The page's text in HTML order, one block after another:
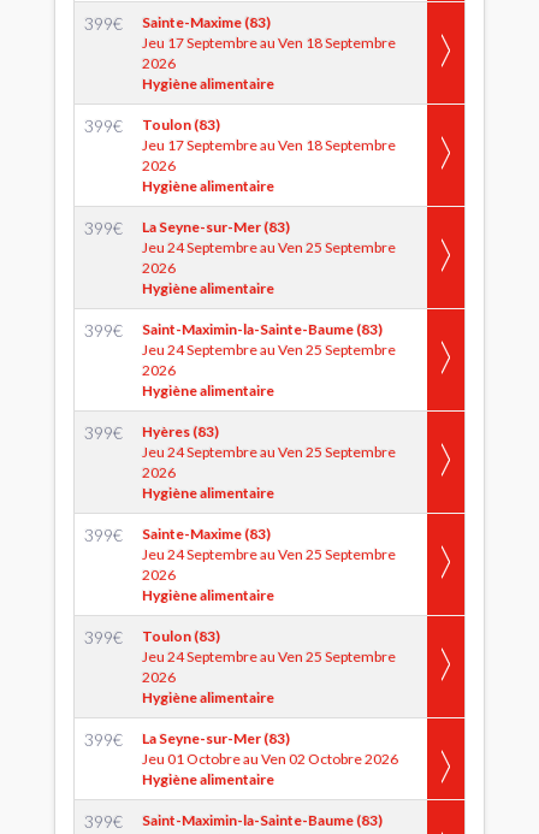
399€
Sainte-Maxime (83)
Jeu 17 Septembre au Ven 18 Septembre
2026
Hygiène alimentaire
399€
Toulon (83)
Jeu 17 Septembre au Ven 18 Septembre
2026
Hygiène alimentaire
399€
La Seyne-sur-Mer (83)
Jeu 24 Septembre au Ven 25 Septembre
2026
Hygiène alimentaire
399€
Saint-Maximin-la-Sainte-Baume (83)
Jeu 24 Septembre au Ven 25 Septembre
2026
Hygiène alimentaire
399€
Hyères (83)
Jeu 24 Septembre au Ven 25 Septembre
2026
Hygiène alimentaire
399€
Sainte-Maxime (83)
Jeu 24 Septembre au Ven 25 Septembre
2026
Hygiène alimentaire
399€
Toulon (83)
Jeu 24 Septembre au Ven 25 Septembre
2026
Hygiène alimentaire
399€
La Seyne-sur-Mer (83)
Jeu 01 Octobre au Ven 02 Octobre 2026
Hygiène alimentaire
399€
Saint-Maximin-la-Sainte-Baume (83)